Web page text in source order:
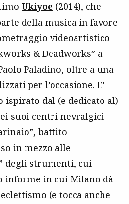
Ukiyoe (2014), che
della musica in favore
videoartistico
& Deadworks” a
Paladino, oltre a una
per l’occasione. E’
ispirato dal (e dedicato al)
suoi centri nevralgici
battito
in mezzo alle
degli strumenti, cui
informe in cui Milano dà
(e tocca anche